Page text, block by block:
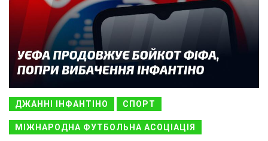
ДЖАННІ ІНФАНТІНО СПОРТ
МІЖНАРОДНА ФУТБОЛЬНА АСОЦІАЦІЯ